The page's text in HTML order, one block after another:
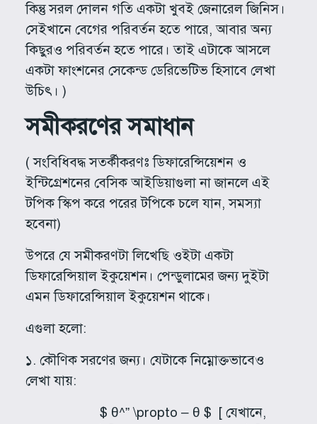
কিন্তু সরল দোলন গতি একটা খুবই জেনারেল জিনিস।
সেইখানে বেগের পরিবর্তন হতে পারে, আবার অন্য
কিছুরও পরিবর্তন হতে পারে। তাই এটাকে আসলে
একটা ফাংশনের সেকেন্ড ডেরিভেটিভ হিসাবে লেখা
উচিৎ। )
সমীকরণের সমাধান
( সংবিধিবদ্ধ সতর্কীকরণঃ ডিফারেন্সিয়েশন ও
ইন্টিগ্রেশনের বেসিক আইডিয়াগুলা না জানলে এই
টপিক স্কিপ করে পরের টপিকে চলে যান, সমস্যা
হবেনা)
উপরে যে সমীকরণটা লিখেছি ওইটা একটা
ডিফারেন্সিয়াল ইকুয়েশন। পেন্ডুলামের জন্য দুইটা
এমন ডিফারেন্সিয়াল ইকুয়েশন থাকে।
এগুলা হলো:
১. কৌণিক সরণের জন্য। যেটাকে নিম্নোক্তভাবেও
লেখা যায়:
$ θ^” \propto – θ $ [ যেখানে,